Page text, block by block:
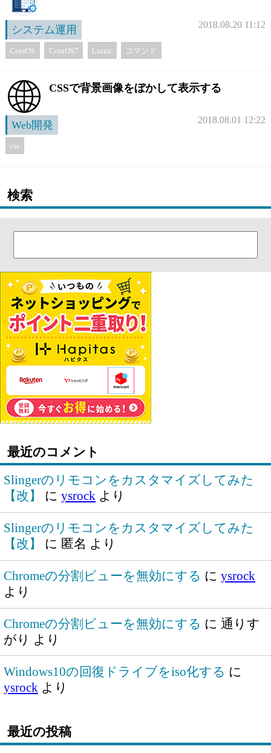
システム運用 2018.08.20 11:12
CentOS CentOS7 Linux コマンド
CSSで背景画像をぼかして表示する
Web開発 2018.08.01 12:22
css
検索
最近のコメント
Slingerのリモコンをカスタマイズしてみた
【改】
に ysrockより
Slingerのリモコンをカスタマイズしてみた
【改】
に 匿名 より
Chromeの分割ビューを無効にする に ysrock
より
Chromeの分割ビューを無効にする に 通りす
がり より
Windows10の回復ドライブをiso化する に
ysrockより
最近の投稿